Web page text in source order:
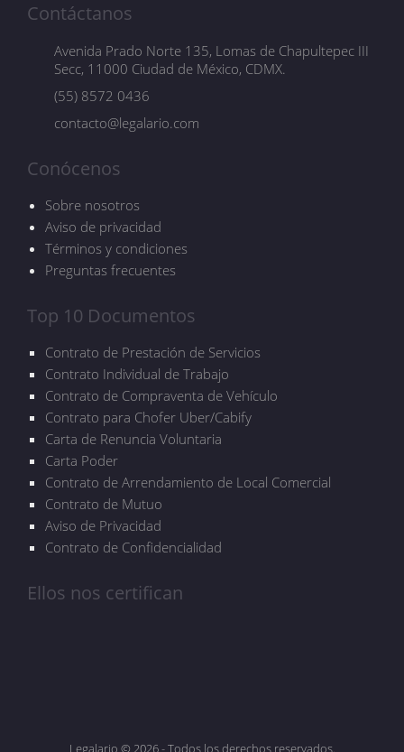
Contáctanos
Avenida Prado Norte 135, Lomas de Chapultepec III
Secc, 11000 Ciudad de México, CDMX.
(55) 8572 0436
contacto@legalario.com
Conócenos
Sobre nosotros
Aviso de privacidad
Términos y condiciones
Preguntas frecuentes
Top 10 Documentos
Contrato de Prestación de Servicios
Contrato Individual de Trabajo
Contrato de Compraventa de Vehículo
Contrato para Chofer Uber/Cabify
Carta de Renuncia Voluntaria
Carta Poder
Contrato de Arrendamiento de Local Comercial
Contrato de Mutuo
Aviso de Privacidad
Contrato de Confidencialidad
Ellos nos certifican
Legalario © 2026 - Todos los derechos reservados.